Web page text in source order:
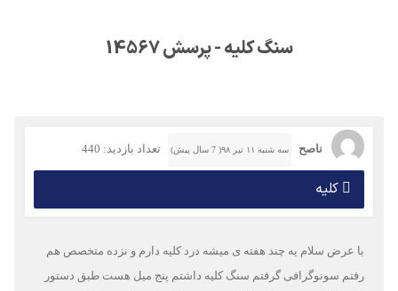
سنگ کلیه - پرسش 14567
ناصح سه شنبه ۱۱ تیر ۹۸( 7 سال پیش) تعداد بازدید: 440
کلیه
با عرض سلام یه چند هفته ی میشه درد کلیه دارم و نزده متخصص هم
رفتم سونوگرافی گرفتم سنگ کلیه داشتم پنج میل هست طبق دستور